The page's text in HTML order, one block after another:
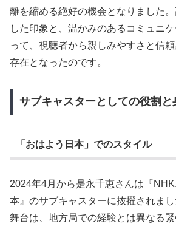
離を縮める絶好の機会となりました
した印象と、温かみのあるコミュニ
って、視聴者から親しみやすさと信
存在となったのです。
サブキャスターとしての役割と
「おはよう日本」でのスタイル
2024年4月から是永千恵さんは『
本』のサブキャスターに抜擢されま
舞台は、地方局での経験とは異なる